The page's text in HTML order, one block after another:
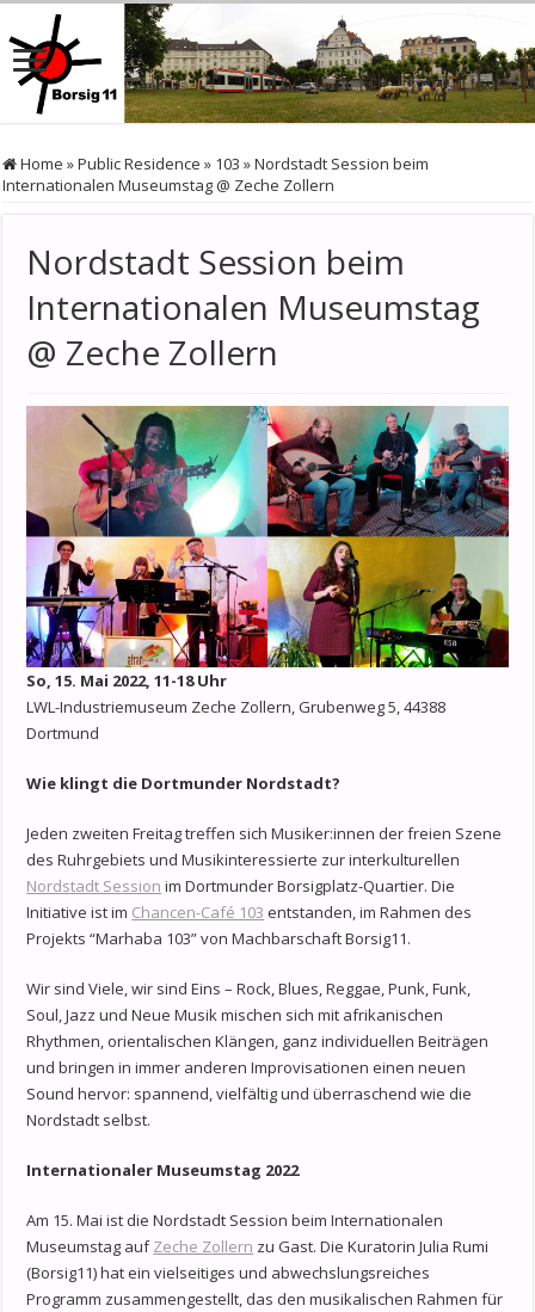
Home »Public Residence » 103 »Nordstadt Session beim
Internationalen Museumstag @ Zeche Zollern
Nordstadt Session beim
Internationalen Museumstag
@ Zeche Zollern
So, 15. Mai 2022, 11-18 Uhr
LWL-Industriemuseum Zeche Zollern, Grubenweg 5, 44388
Dortmund
Wie klingt die Dortmunder Nordstadt?
Jeden zweiten Freitag treffen sich Musiker:innen der freien Szene
des Ruhrgebiets und Musikinteressierte zur interkulturellen
Nordstadt Session im Dortmunder Borsigplatz-Quartier. Die
Initiative ist im Chancen-Café 103 entstanden, im Rahmen des
Projekts “Marhaba 103” von Machbarschaft Borsig11.
Wir sind Viele, wir sind Eins – Rock, Blues, Reggae, Punk, Funk,
Soul, Jazz und Neue Musik mischen sich mit afrikanischen
Rhythmen, orientalischen Klängen, ganz individuellen Beiträgen
und bringen in immer anderen Improvisationen einen neuen
Sound hervor: spannend, vielfältig und überraschend wie die
Nordstadt selbst.
Internationaler Museumstag 2022
Am 15. Mai ist die Nordstadt Session beim Internationalen
Museumstag aufZeche Zollern zu Gast. Die Kuratorin Julia Rumi
(Borsig11) hat ein vielseitiges und abwechslungsreiches
Programm zusammengestellt, das den musikalischen Rahmen für